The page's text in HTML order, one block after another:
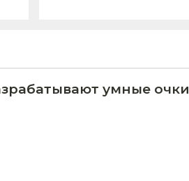
умные очки